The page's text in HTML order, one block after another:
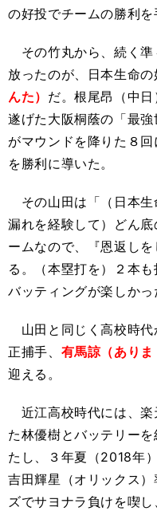
の好投でチームの勝利を
その竹丸から、続く準
放ったのが、日本生命の
んた） だ。根尾昂（中
遂げた大阪桐蔭の「最
がマウンドを降りた８
を勝利に導いた。
その山田は「（日本生
漏れを経験して）どん
ームなので、『恩返し
る。（本塁打を）２本
バッティングが楽しかっ
山田と同じく高校時代
正捕手、 有馬諒（ありま
迎える。
近江高校時代には、楽
た林優樹とバッテリー
たし、３年夏（2018年
吉田輝星（オリックス
ズでサヨナラ負けを喫し